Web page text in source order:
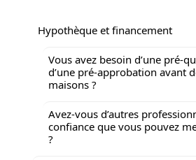
Hypothèque et financement
Vous avez besoin d’une pré-
d’une pré-approbation avant
maisons ?
Avez-vous d’autres
confiance que vous pouvez
?